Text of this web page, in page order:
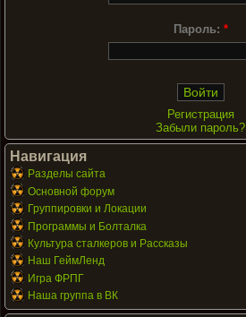
Пароль: *
Регистрация
Забыли пароль?
Навигация
Разделы сайта
Основной форум
Группировки и Локации
Программы и Болталка
Культура сталкеров и Рассказы
Наш ГеймЛенд
Игра ФРПГ
Наша группа в ВК